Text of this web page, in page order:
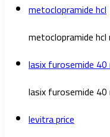
metoclopramide hcl
metoclopramide hcl
lasix furosemide
lasix furosemide
levitra price